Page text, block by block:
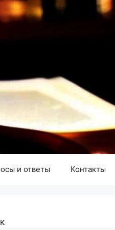
и ответы Контакты